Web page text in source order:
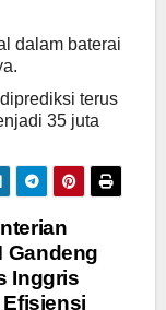
dalam baterai
terus
35 juta
Gandeng
Inggris
Efisiensi